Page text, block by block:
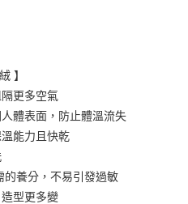
付款」的支付方式。 讓您購物簡單
】
更多空氣
體表面，防止體溫流失
能力且快乾
的養分，不易引發過敏
型更多變